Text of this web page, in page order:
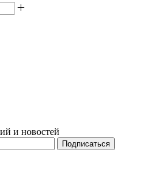
и новостей
Подписаться